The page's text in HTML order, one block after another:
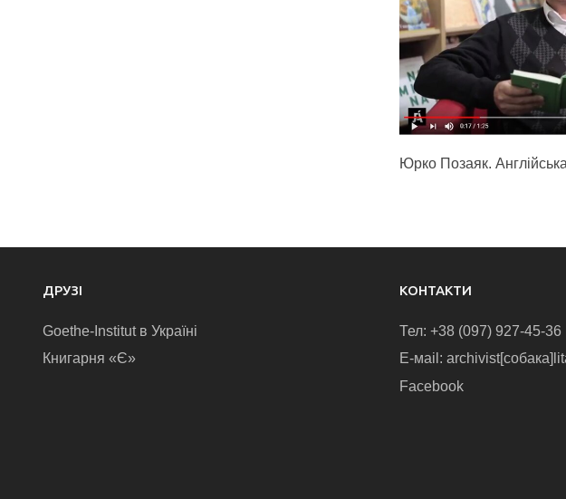
Юрко Позаяк.
ДРУЗІ
Goethe-Institut в Україні
Книгарня «Є»
КОНТАКТИ
Тел: +38 (097) 927-45-36
E-маіl:
Facebook